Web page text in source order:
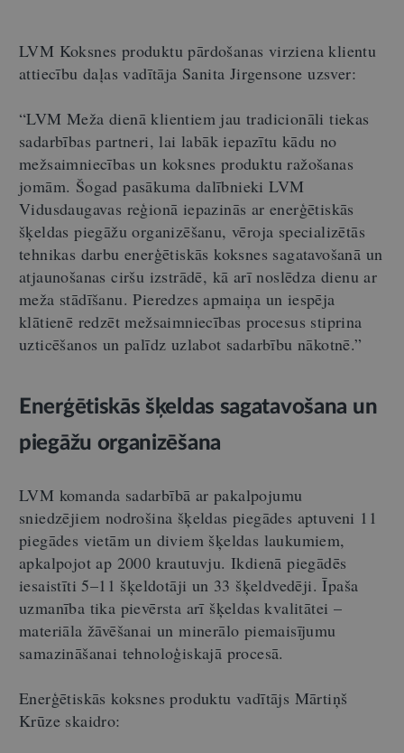
LVM Koksnes produktu pārdošanas virziena klientu
attiecību daļas vadītāja Sanita Jirgensone uzsver:
“LVM Meža dienā klientiem jau tradicionāli tiekas
sadarbības partneri, lai labāk iepazītu kādu no
mežsaimniecības un koksnes produktu ražošanas
jomām. Šogad pasākuma dalībnieki LVM
Vidusdaugavas reģionā iepazinās ar enerģētiskās
šķeldas piegāžu organizēšanu, vēroja specializētās
tehnikas darbu enerģētiskās koksnes sagatavošanā un
atjaunošanas ciršu izstrādē, kā arī noslēdza dienu ar
meža stādīšanu. Pieredzes apmaiņa un iespēja
klātienē redzēt mežsaimniecības procesus stiprina
uzticēšanos un palīdz uzlabot sadarbību nākotnē.”
Enerģētiskās šķeldas sagatavošana un
piegāžu organizēšana
LVM komanda sadarbībā ar pakalpojumu
sniedzējiem nodrošina šķeldas piegādes aptuveni 11
piegādes vietām un diviem šķeldas laukumiem,
apkalpojot ap 2000 krautuvju. Ikdienā piegādēs
iesaistīti 5–11 šķeldotāji un 33 šķeldvedēji. Īpaša
uzmanība tika pievērsta arī šķeldas kvalitātei –
materiāla žāvēšanai un minerālo piemaisījumu
samazināšanai tehnoloģiskajā procesā.
Enerģētiskās koksnes produktu vadītājs Mārtiņš
Krūze skaidro: